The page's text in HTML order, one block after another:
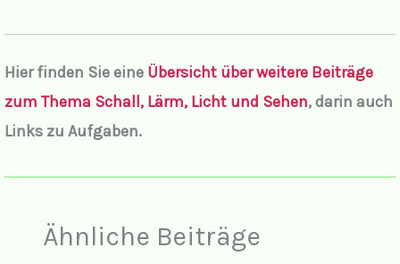
Hier finden Sieeine Übersicht über weitere Beiträge
zum Thema Schall, Lärm, Licht und Sehen,darin auch
Links zu Aufgaben.
Ähnliche Beiträge